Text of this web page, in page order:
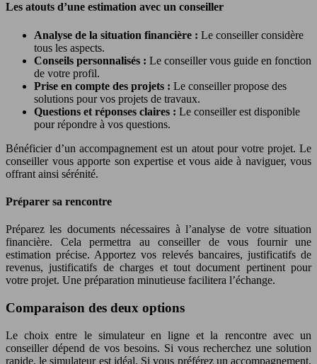
Les atouts d’une estimation avec un conseiller
Analyse de la situation financière : Le conseiller considère
tous les aspects.
Conseils personnalisés : Le conseiller vous guide en fonction
de votre profil.
Prise en compte des projets : Le conseiller propose des
solutions pour vos projets de travaux.
Questions et réponses claires : Le conseiller est disponible
pour répondre à vos questions.
Bénéficier d’un accompagnement est un atout pour votre projet. Le
conseiller vous apporte son expertise et vous aide à naviguer, vous
offrant ainsi sérénité.
Préparer sa rencontre
Préparez les documents nécessaires à l’analyse de votre situation
financière. Cela permettra au conseiller de vous fournir une
estimation précise. Apportez vos relevés bancaires, justificatifs de
revenus, justificatifs de charges et tout document pertinent pour
votre projet. Une préparation minutieuse facilitera l’échange.
Comparaison des deux options
Le choix entre le simulateur en ligne et la rencontre avec un
conseiller dépend de vos besoins. Si vous recherchez une solution
rapide, le simulateur est idéal. Si vous préférez un accompagnement,